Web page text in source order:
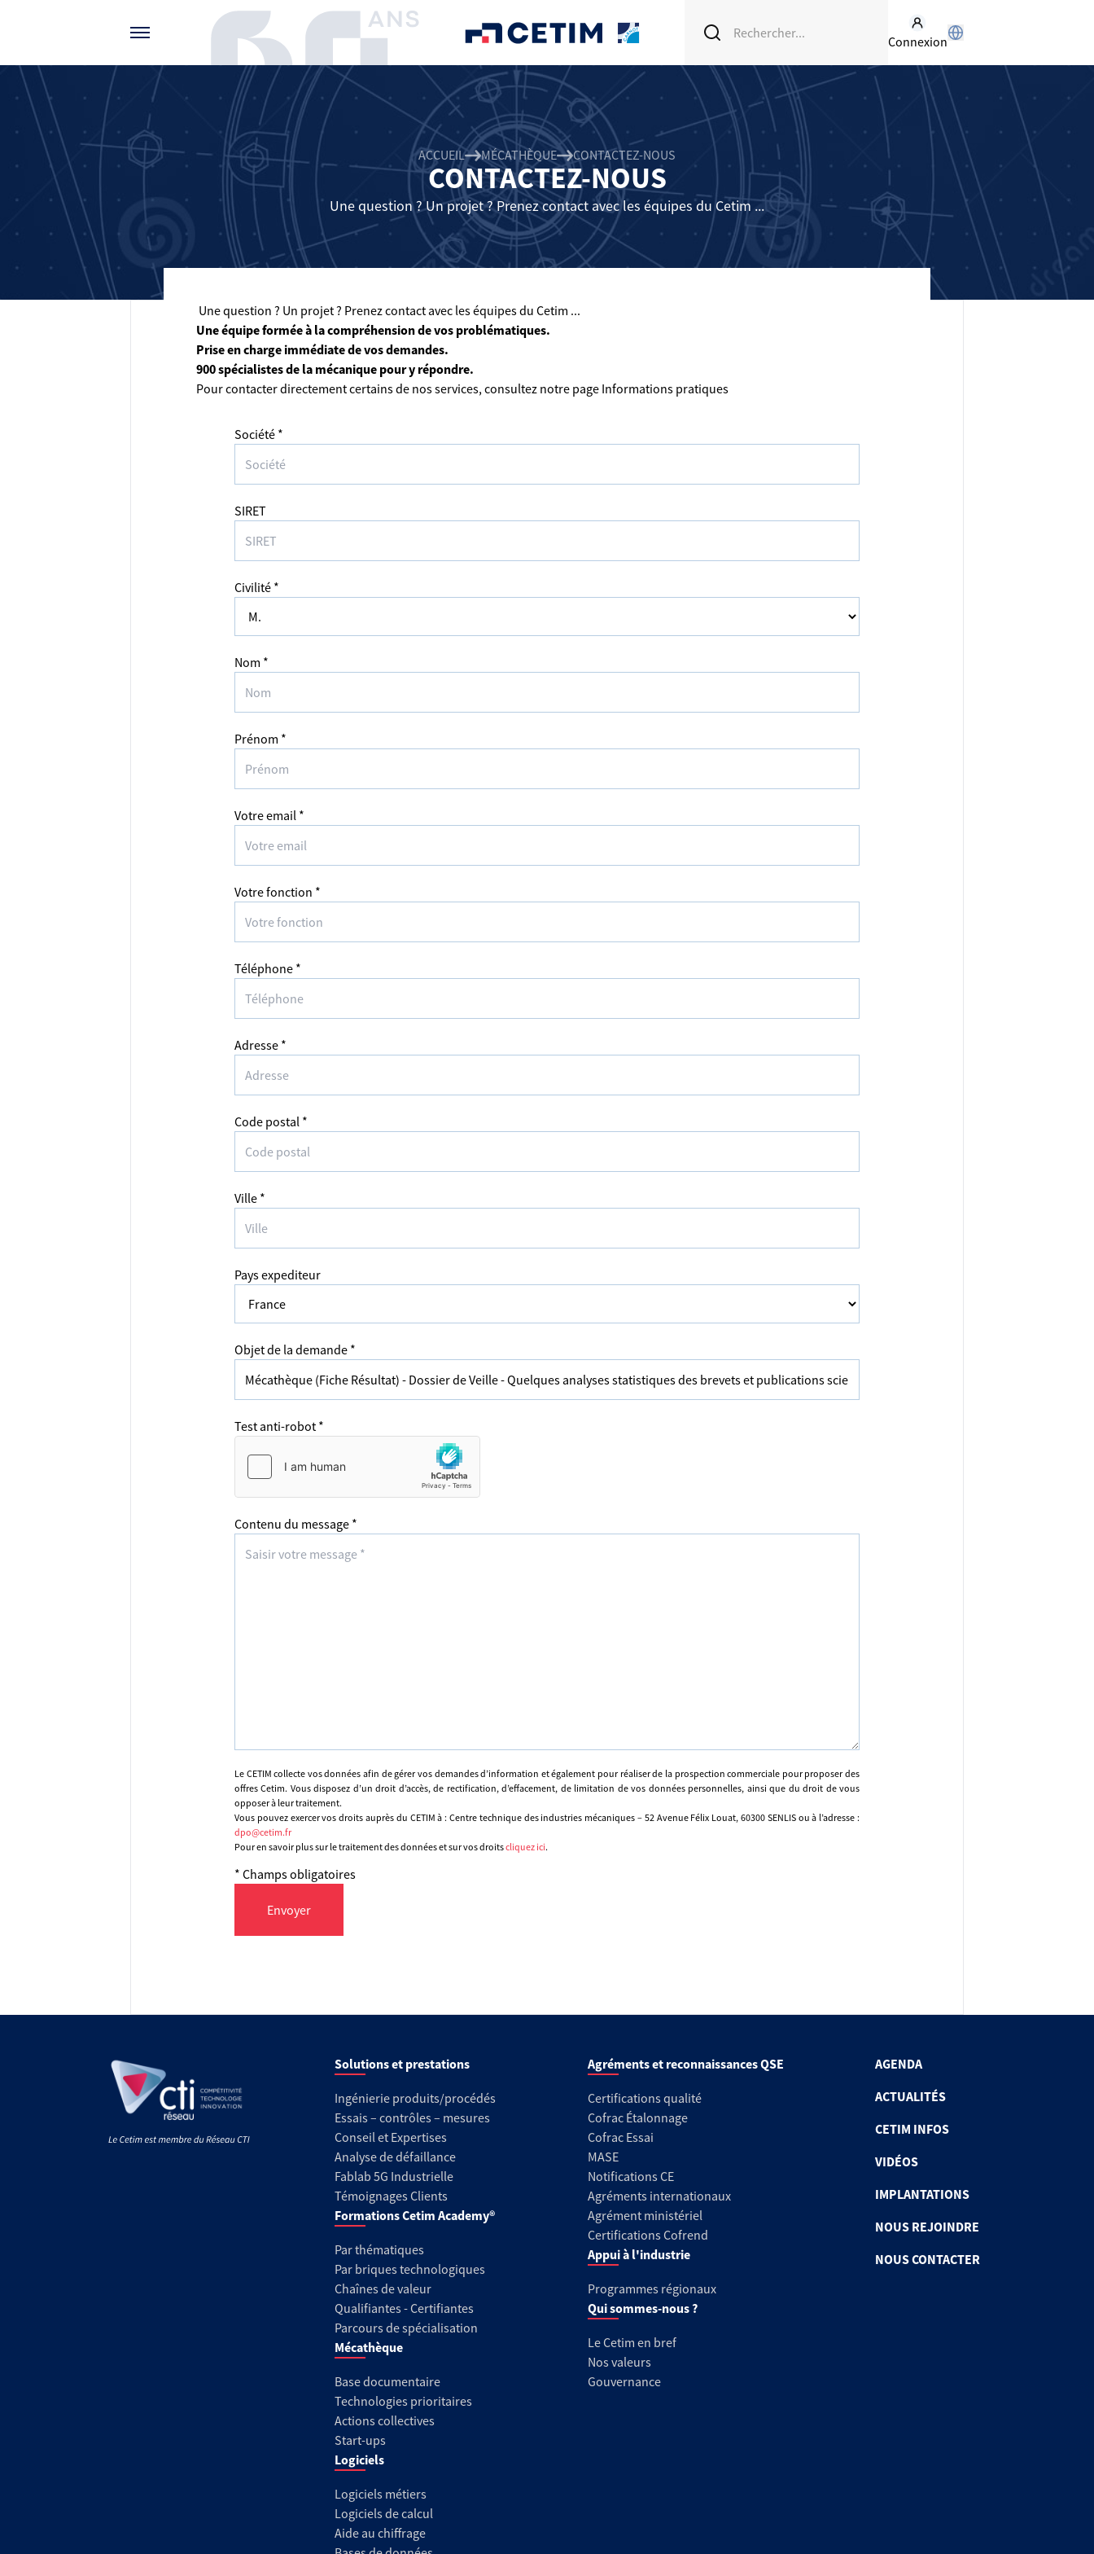
Connexion
ACCUEIL MÉCATHÈQUE CONTACTEZ-NOUS
CONTACTEZ-NOUS
Une question ? Un projet ? Prenez contact avec les équipes du Cetim ...
Une question ? Un projet ? Prenez contact avec les équipes du Cetim ...
Une équipe formée à la compréhension de vos problématiques.
Prise en charge immédiate de vos demandes.
900 spécialistes de la mécanique pour y répondre.
Pour contacter directement certains de nos services, consultez notre page Informations pratiques
Société *
SIRET
Civilité *
Nom *
Prénom *
Votre email *
Votre fonction *
Téléphone *
Adresse *
Code postal *
Ville *
Pays expediteur
Objet de la demande *
Test anti-robot *
Contenu du message *
Le CETIM collecte vos données afin de gérer vos demandes d’information et également pour réaliser de la prospection commerciale pour proposer des
offres Cetim. Vous disposez d’un droit d’accès, de rectification, d’effacement, de limitation de vos données personnelles, ainsi que du droit de vous
opposer à leur traitement.
Vous pouvez exercer vos droits auprès du CETIM à : Centre technique des industries mécaniques – 52 Avenue Félix Louat, 60300 SENLIS ou à l’adresse :
dpo@cetim.fr
Pour en savoir plus sur le traitement des données et sur vos droitscliquez ici.
* Champs obligatoires
Envoyer
Solutions et prestations
Ingénierie produits/procédés
Essais – contrôles – mesures
Conseil et Expertises
Analyse de défaillance
Fablab 5G Industrielle
Témoignages Clients
Formations Cetim Academy®
Par thématiques
Par briques technologiques
Chaînes de valeur
Qualifiantes - Certifiantes
Parcours de spécialisation
Mécathèque
Base documentaire
Technologies prioritaires
Actions collectives
Start-ups
Logiciels
Logiciels métiers
Logiciels de calcul
Aide au chiffrage
Agréments et reconnaissances QSE
Certifications qualité
Cofrac Étalonnage
Cofrac Essai
MASE
Notifications CE
Agréments internationaux
Agrément ministériel
Certifications Cofrend
Appui à l'industrie
Programmes régionaux
Qui sommes-nous ?
Le Cetim en bref
Nos valeurs
Gouvernance
AGENDA
ACTUALITÉS
CETIM INFOS
VIDÉOS
IMPLANTATIONS
NOUS REJOINDRE
NOUS CONTACTER